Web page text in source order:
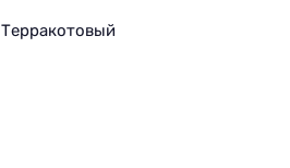
Терракотовый